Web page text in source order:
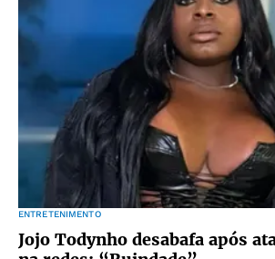
ENTRETENIMENTO
Jojo Todynho desabafa após